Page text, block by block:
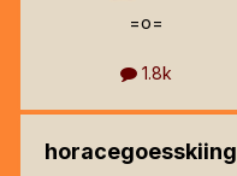
=o=
1.8k
horacegoesskiing